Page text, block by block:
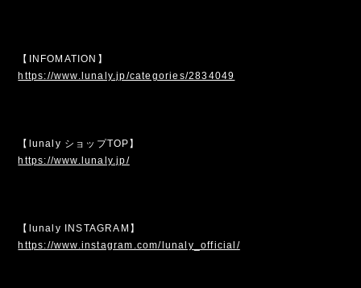
【INFOMATION】
https://www.lunaly.jp/categories/2834049
【lunaly ショップTOP】
https://www.lunaly.jp/
【lunaly INSTAGRAM】
https://www.instagram.com/lunaly_official/